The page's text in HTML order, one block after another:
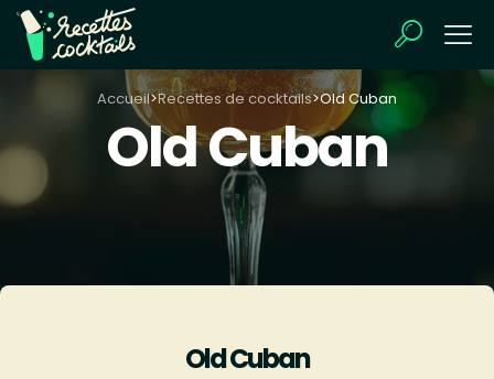
Accueil>Recettes de cocktails>Old Cuban
Old Cuban
Old Cuban